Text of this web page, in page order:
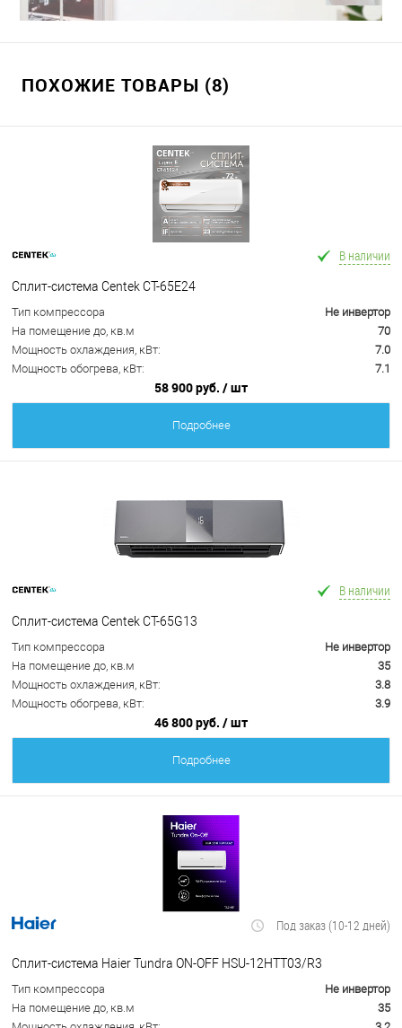
ПОХОЖИЕ ТОВАРЫ (8)
В наличии
Сплит-система Centek CT-65E24
Тип компрессора
Не инвертор
На помещение до, кв.м
70
Мощность охлаждения, кВт:
7.0
Мощность обогрева, кВт:
7.1
58 900 руб. / шт
Подробнее
В наличии
Сплит-система Centek CT-65G13
Тип компрессора
Не инвертор
На помещение до, кв.м
35
Мощность охлаждения, кВт:
3.8
Мощность обогрева, кВт:
3.9
46 800 руб. / шт
Подробнее
Под заказ (10-12 дней)
Сплит-система Haier Tundra ON-OFF HSU-12HTT03/R3
Тип компрессора
Не инвертор
На помещение до, кв.м
35